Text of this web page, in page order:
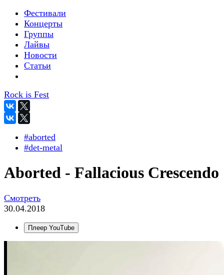
Фестивали
Концерты
Группы
Лайвы
Новости
Статьи
Rock is Fest
#aborted
#det-metal
Aborted - Fallacious Crescendo
Смотреть
30.04.2018
Плеер YouTube